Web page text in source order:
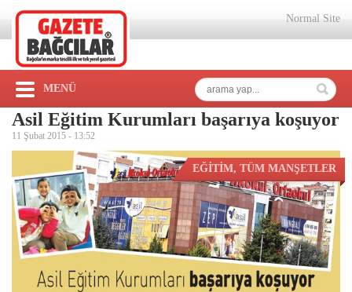
Normal Site
MENÜ
Asil Eğitim Kurumları başarıya koşuyor
11 Şubat 2015 - 13:52
EĞİTİM, TÜM MANŞETLER